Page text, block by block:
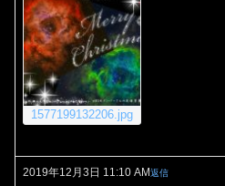
1577199132206.jpg
2019年12月3日 11:10 AM返信